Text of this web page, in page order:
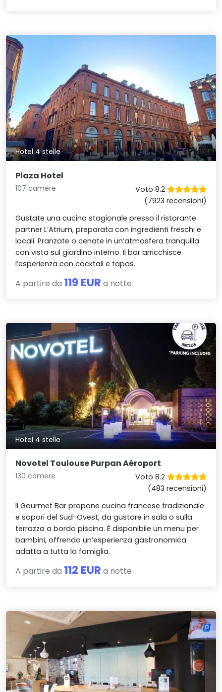
Hotel 4 stelle
Plaza Hotel
107 camere
Voto 8.2
(7923 recensioni)
Gustate una cucina stagionale presso il ristorante
partner L’Atrium, preparata con ingredienti freschi e
locali. Pranzate o cenate in un’atmosfera tranquilla
con vista sul giardino interno. Il bar arricchisce
l’esperienza con cocktail e tapas.
A partire da 119 EUR a notte
Hotel 4 stelle
Novotel Toulouse Purpan Aéroport
130 camere
Voto 8.2
(483 recensioni)
Il Gourmet Bar propone cucina francese tradizionale
e sapori del Sud-Ovest, da gustare in sala o sulla
terrazza a bordo piscina. È disponibile un menu per
bambini, offrendo un’esperienza gastronomica
adatta a tutta la famiglia.
A partire da 112 EUR a notte